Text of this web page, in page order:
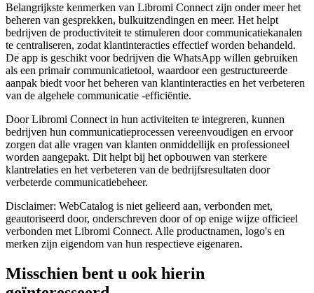
Belangrijkste kenmerken van Libromi Connect zijn onder meer het
beheren van gesprekken, bulkuitzendingen en meer. Het helpt
bedrijven de productiviteit te stimuleren door communicatiekanalen
te centraliseren, zodat klantinteracties effectief worden behandeld.
De app is geschikt voor bedrijven die WhatsApp willen gebruiken
als een primair communicatietool, waardoor een gestructureerde
aanpak biedt voor het beheren van klantinteracties en het verbeteren
van de algehele communicatie -efficiëntie.
Door Libromi Connect in hun activiteiten te integreren, kunnen
bedrijven hun communicatieprocessen vereenvoudigen en ervoor
zorgen dat alle vragen van klanten onmiddellijk en professioneel
worden aangepakt. Dit helpt bij het opbouwen van sterkere
klantrelaties en het verbeteren van de bedrijfsresultaten door
verbeterde communicatiebeheer.
Disclaimer: WebCatalog is niet gelieerd aan, verbonden met,
geautoriseerd door, onderschreven door of op enige wijze officieel
verbonden met Libromi Connect. Alle productnamen, logo's en
merken zijn eigendom van hun respectieve eigenaren.
Misschien bent u ook hierin